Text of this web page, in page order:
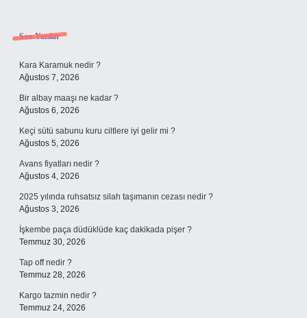
Sidebar
Son Yazılar
Kara Karamuk nedir ?
Ağustos 7, 2026
Bir albay maaşı ne kadar ?
Ağustos 6, 2026
Keçi sütü sabunu kuru ciltlere iyi gelir mi ?
Ağustos 5, 2026
Avans fiyatları nedir ?
Ağustos 4, 2026
2025 yılında ruhsatsız silah taşımanın cezası nedir ?
Ağustos 3, 2026
İşkembe paça düdüklüde kaç dakikada pişer ?
Temmuz 30, 2026
Tap off nedir ?
Temmuz 28, 2026
Kargo tazmin nedir ?
Temmuz 24, 2026